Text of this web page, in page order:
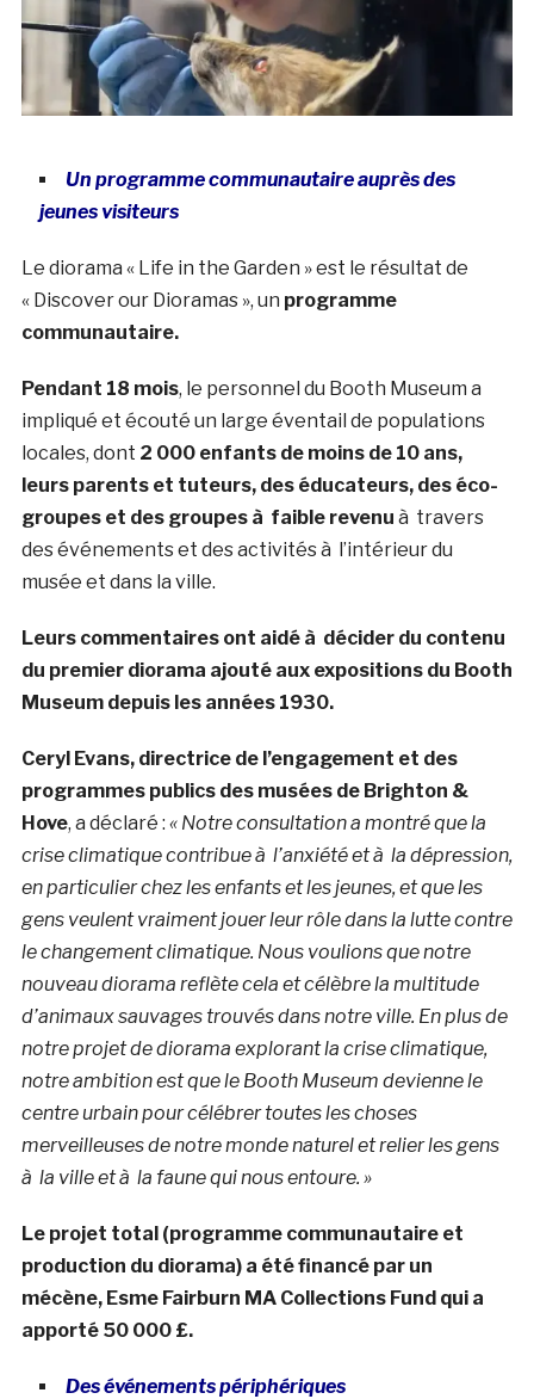
Un programme communautaire auprès des
jeunes visiteurs
Le diorama « Life in the Garden » est le résultat de
« Discover our Dioramas », un programme
communautaire.
Pendant 18 mois, le personnel du Booth Museum a
impliqué et écouté un large éventail de populations
locales, dont 2 000 enfants de moins de 10 ans,
leurs parents et tuteurs, des éducateurs, des éco-
groupes et des groupes à faible revenu à travers
des événements et des activités à l’intérieur du
musée et dans la ville.
Leurs commentaires ont aidé à décider du contenu
du premier diorama ajouté aux expositions du Booth
Museum depuis les années 1930.
Ceryl Evans, directrice de l’engagement et des
programmes publics des musées de Brighton &
Hove, a déclaré : « Notre consultation a montré que la
crise climatique contribue à l’anxiété et à la dépression,
en particulier chez les enfants et les jeunes, et que les
gens veulent vraiment jouer leur rôle dans la lutte contre
le changement climatique. Nous voulions que notre
nouveau diorama reflète cela et célèbre la multitude
d’animaux sauvages trouvés dans notre ville. En plus de
notre projet de diorama explorant la crise climatique,
notre ambition est que le Booth Museum devienne le
centre urbain pour célébrer toutes les choses
merveilleuses de notre monde naturel et relier les gens
à la ville et à la faune qui nous entoure. »
Le projet total (programme communautaire et
production du diorama) a été financé par un
mécène, Esme Fairburn MA Collections Fund qui a
apporté 50 000 £.
Des événements périphériques